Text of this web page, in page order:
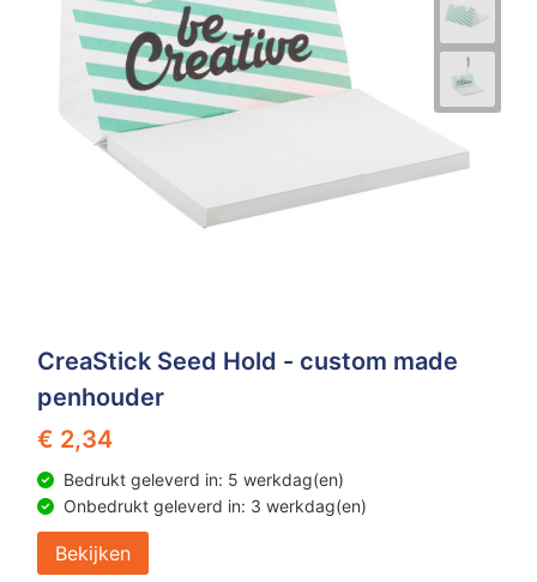
CreaStick Seed Hold - custom made
penhouder
€ 2,34
Bedrukt geleverd in: 5 werkdag(en)
Onbedrukt geleverd in: 3 werkdag(en)
Bekijken